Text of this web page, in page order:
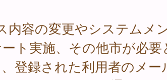
容の変更やシステムメ
ト実施、その他市が必要
登録された利用者のメー